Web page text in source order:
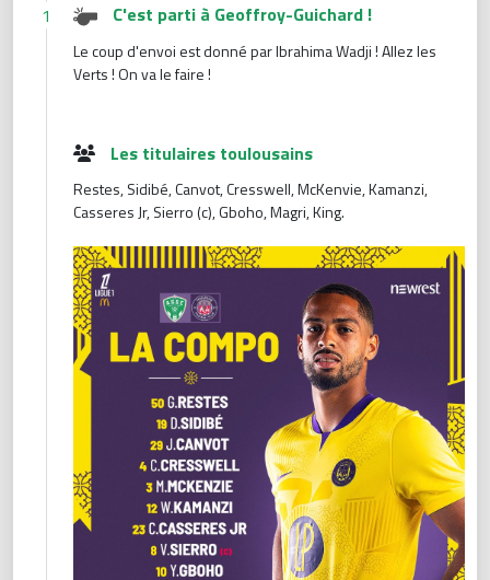
1 C'est parti à Geoffroy-Guichard !
Le coup d'envoi est donné par Ibrahima Wadji ! Allez les
Verts ! On va le faire !
Les titulaires toulousains
Restes, Sidibé, Canvot, Cresswell, McKenvie, Kamanzi,
Casseres Jr, Sierro (c), Gboho, Magri, King.